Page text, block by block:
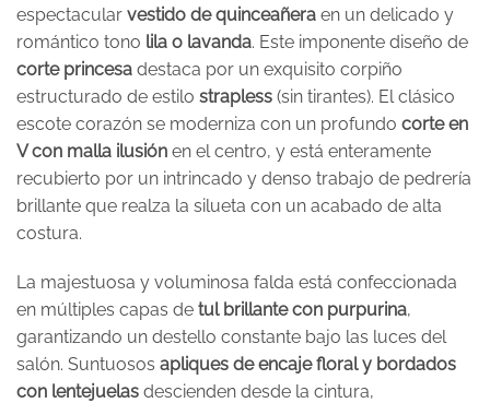
espectacular vestido de quinceañera en un delicado y
romántico tono lila o lavanda. Este imponente diseño de
corte princesa destaca por un exquisito corpiño
estructurado de estilo strapless (sin tirantes). El clásico
escote corazón se moderniza con un profundo corte en
V con malla ilusión en el centro, y está enteramente
recubierto por un intrincado y denso trabajo de pedrería
brillante que realza la silueta con un acabado de alta
costura.
La majestuosa y voluminosa falda está confeccionada
en múltiples capas de tul brillante con purpurina,
garantizando un destello constante bajo las luces del
salón. Suntuosos apliques de encaje floral y bordados
con lentejuelas descienden desde la cintura,